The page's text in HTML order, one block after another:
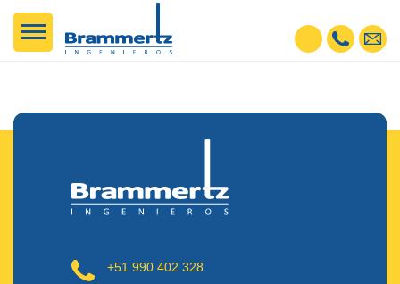
+51 990 402 328